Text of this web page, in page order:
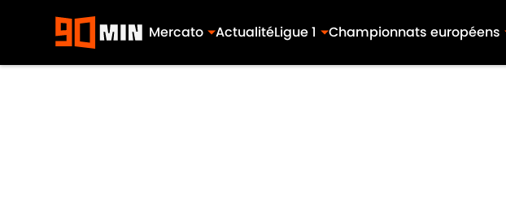
Mercato ActualitéLigue 1 Championnats européens